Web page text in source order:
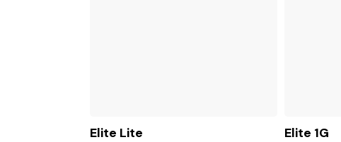
Elite Lite Elite 1G